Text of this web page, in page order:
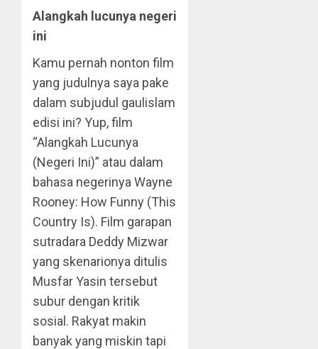
Alangkah lucunya negeri
ini
Kamu pernah nonton film
yang judulnya saya pake
dalam subjudul gaulislam
edisi ini? Yup, film
“Alangkah Lucunya
(Negeri Ini)” atau dalam
bahasa negerinya Wayne
Rooney: How Funny (This
Country Is). Film garapan
sutradara Deddy Mizwar
yang skenarionya ditulis
Musfar Yasin tersebut
subur dengan kritik
sosial. Rakyat makin
banyak yang miskin tapi